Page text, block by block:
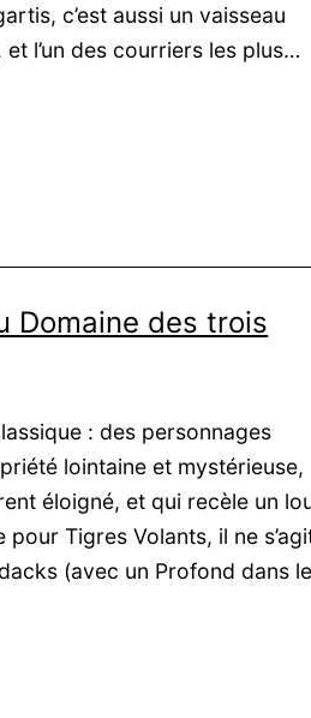
c’est aussi un vaisseau
l’un des courriers les plus…
Domaine des trois
: des personnages
lointaine et mystérieuse,
éloigné, et qui recèle un
pour Tigres Volants, il ne
(avec un Profond dans